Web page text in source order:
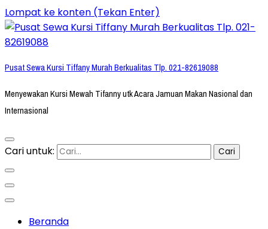
Lompat ke konten (Tekan Enter)
Pusat Sewa Kursi Tiffany Murah Berkualitas Tlp. 021-82619088
Menyewakan Kursi Mewah Tifanny utk Acara Jamuan Makan Nasional dan
Internasional
Cari untuk:
Beranda